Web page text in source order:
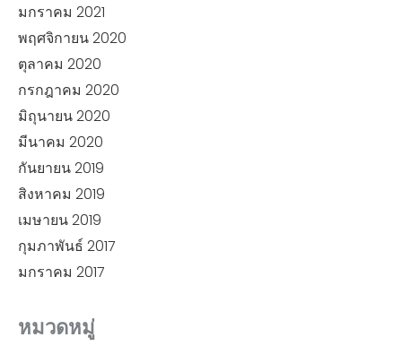
มกราคม 2021
พฤศจิกายน 2020
ตุลาคม 2020
กรกฎาคม 2020
มิถุนายน 2020
มีนาคม 2020
กันยายน 2019
สิงหาคม 2019
เมษายน 2019
กุมภาพันธ์ 2017
มกราคม 2017
หมวดหมู่